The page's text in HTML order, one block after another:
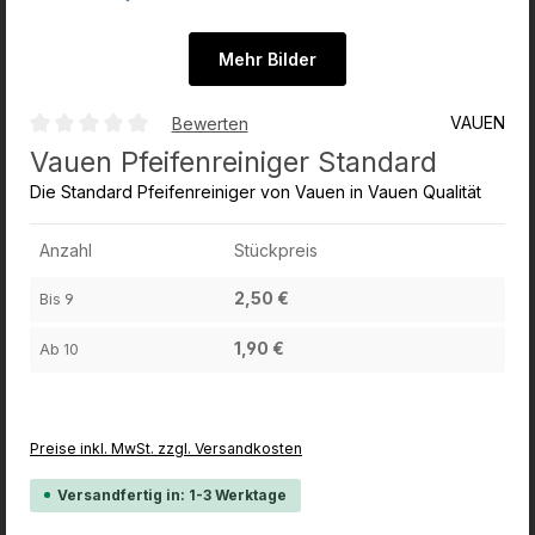
Mehr Bilder
Durchschnittliche Bewertung von 0 von 5 Sternen
Bewerten VAUEN
Vauen Pfeifenreiniger Standard
Die Standard Pfeifenreiniger von Vauen in Vauen Qualität
Anzahl Stückpreis
Bis 9 2,50 €
Ab 10 1,90 €
Preise inkl. MwSt. zzgl. Versandkosten
Versandfertig in: 1-3 Werktage